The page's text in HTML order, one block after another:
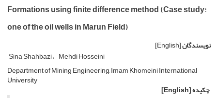
Formations using finite difference method (Case study:
one of the oil wells in Marun Field)
نویسندگان[English]
Sina Shahbazi Mehdi Hosseini
Department of Mining Engineering, Imam Khomeini International
University
چکیده[English]